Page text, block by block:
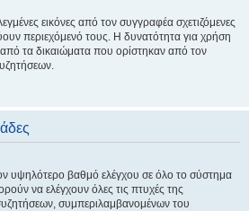
εικόνες από τον συγγραφέα σχετιζόμενες
περιεχόμενό τους. Η δυνατότητα για χρήση
από τα δικαιώματα που ορίστηκαν από τον
τον υψηλότερο βαθμό ελέγχου σε όλο το σύστημα
να ελέγχουν όλες τις πτυχές της
συμπεριλαμβανομένων του